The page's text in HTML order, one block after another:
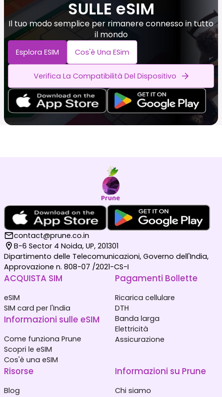
SULLE eSIM
Il tuo modo semplice per rimanere connesso in tutto
il mondo
Esplora ESIM Cos'è Una ESim
Verifica La Compatibilità Del Dispositivo
contact@prune.co.in
B-6 Sector 4 Noida, UP, 201301
Dipartimento delle Telecomunicazioni, Governo dell'India,
Approvazione n. 808-07 /2021-CS-I
ACQUISTA SIM
eSIM
SIM card per l'India
Informazioni sulle eSIM
Come funziona Prune
Scopri le eSIM
Cos'è una eSIM
Pagamenti Bollette
Ricarica cellulare
DTH
Banda larga
Elettricità
Assicurazione
Risorse
Blog
Informazioni su Prune
Chi siamo